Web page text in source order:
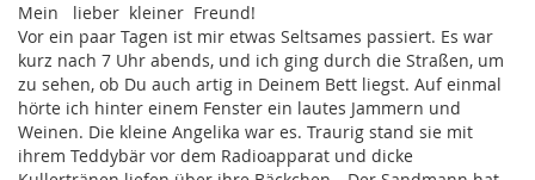
Mein lieber kleiner Freund!
Vor ein paar Tagen ist mir etwas Seltsames passiert. Es war
kurz nach 7 Uhr abends, und ich ging durch die Straßen, um
zu sehen, ob Du auch artig in Deinem Bett liegst. Auf einmal
hörte ich hinter einem Fenster ein lautes Jammern und
Weinen. Die kleine Angelika war es. Traurig stand sie mit
ihrem Teddybär vor dem Radioapparat und dicke